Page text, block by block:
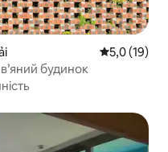
Середня
5,0 (19)
будинок